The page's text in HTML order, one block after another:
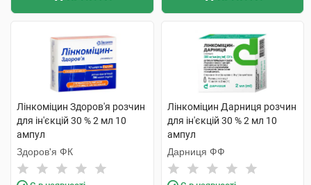
Лінкоміцин Здоров'я розчин
для ін'єкцій 30 % 2 мл 10
ампул
Здоров'я ФК
Лінкоміцин Дарниця розчин
для ін'єкцій 30 % 2 мл 10
ампул
Дарниця ФФ